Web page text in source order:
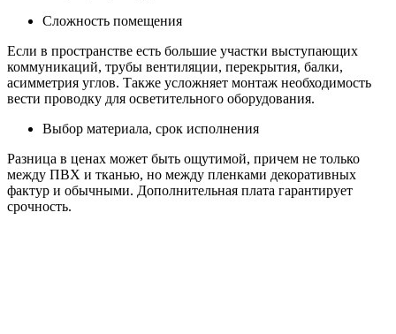
Сложность помещения
Если в пространстве есть большие участки выступающих
коммуникаций, трубы вентиляции, перекрытия, балки,
асимметрия углов. Также усложняет монтаж необходимость
вести проводку для осветительного оборудования.
Выбор материала, срок исполнения
Разница в ценах может быть ощутимой, причем не только
между ПВХ и тканью, но между пленками декоративных
фактур и обычными. Дополнительная плата гарантирует
срочность.